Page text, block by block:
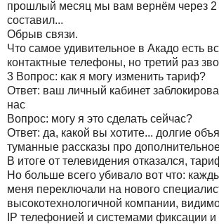
прошлый месяц мы вам вернём через 2
составил...
Обрыв связи.
Что самое удивительное в Акадо есть
контактные телефоны, но третий раз
3 Вопрос: как я могу изменить тариф?
Ответ: ваш личный кабинет
нас
Вопрос: могу я это сделать сейчас?
Ответ: да, какой вы хотите... долгие
туманные рассказы про
В итоге от телевидения отказался,
Но больше всего убивало вот что:
меня переключали на нового
высокотехнологичной компании,
IP телефонией и системами фиксации и